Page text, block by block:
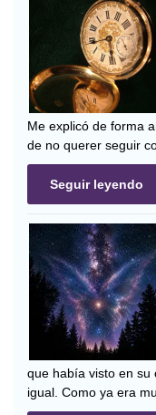
Me explicó de forma
de no querer seguir
Seguir leyendo
que había visto en su
igual. Como ya era